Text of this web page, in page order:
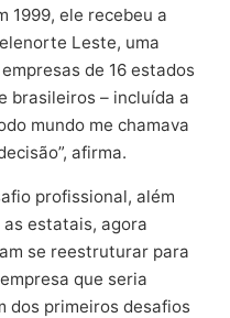
1999, ele recebeu a
Leste, uma
de 16 estados
brasileiros – incluída a
mundo me chamava
afirma.
profissional, além
estatais, agora
se reestruturar para
que seria
dos primeiros desafios